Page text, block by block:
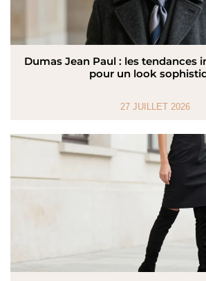
Dumas Jean Paul : les tendances
pour un look
27 JUILLET 2026